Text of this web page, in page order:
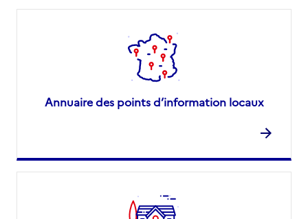
Annuaire des points d’information locaux